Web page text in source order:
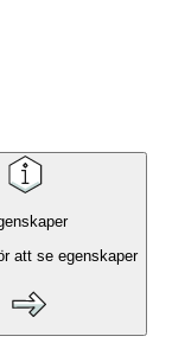
att se egenskaper